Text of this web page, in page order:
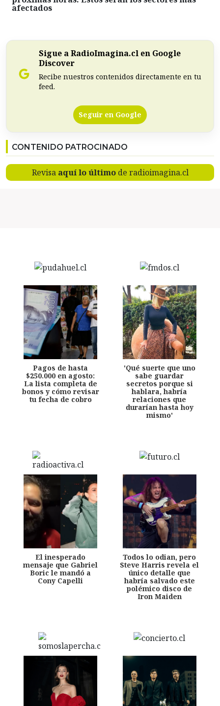
afectados
Sigue a RadioImagina.cl en Google
Discover
Recibe nuestros contenidos directamente en tu
feed.
Seguir en Google
CONTENIDO PATROCINADO
Revisa aquí lo últimode radioimagina.cl
Pagos de hasta
$250.000 en agosto:
La lista completa de
bonos y cómo revisar
tu fecha de cobro
'Qué suerte que uno
sabe guardar
secretos porque si
hablara, habría
relaciones que
durarían hasta hoy
mismo'
El inesperado
mensaje que Gabriel
Boric le mandó a
Cony Capelli
Todos lo odian, pero
Steve Harris revela el
único detalle que
habría salvado este
polémico disco de
Iron Maiden